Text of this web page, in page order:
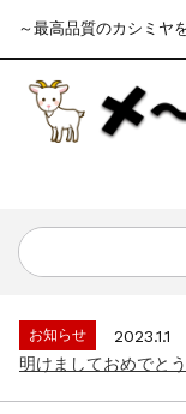
～最高品質のカシミヤ
明けましておめでと
お知らせ
2023.4.15
お知らせ
2023.1.1
明けましておめでと